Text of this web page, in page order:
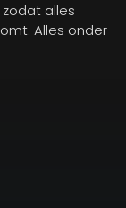
alles
Alles onder